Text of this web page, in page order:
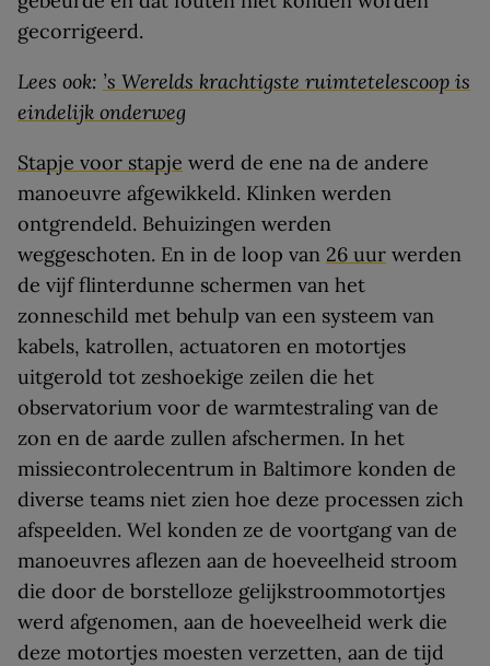
gecorrigeerd.
Lees ook: ’s Werelds krachtigste ruimtetelescoop is
eindelijk onderweg
Stapje voor stapje werd de ene na de andere
manoeuvre afgewikkeld. Klinken werden
ontgrendeld. Behuizingen werden
weggeschoten. En in de loop van 26 uur werden
de vijf flinterdunne schermen van het
zonneschild met behulp van een systeem van
kabels, katrollen, actuatoren en motortjes
uitgerold tot zeshoekige zeilen die het
observatorium voor de warmtestraling van de
zon en de aarde zullen afschermen. In het
missiecontrolecentrum in Baltimore konden de
diverse teams niet zien hoe deze processen zich
afspeelden. Wel konden ze de voortgang van de
manoeuvres aflezen aan de hoeveelheid stroom
die door de borstelloze gelijkstroommotortjes
werd afgenomen, aan de hoeveelheid werk die
deze motortjes moesten verzetten, aan de tijd